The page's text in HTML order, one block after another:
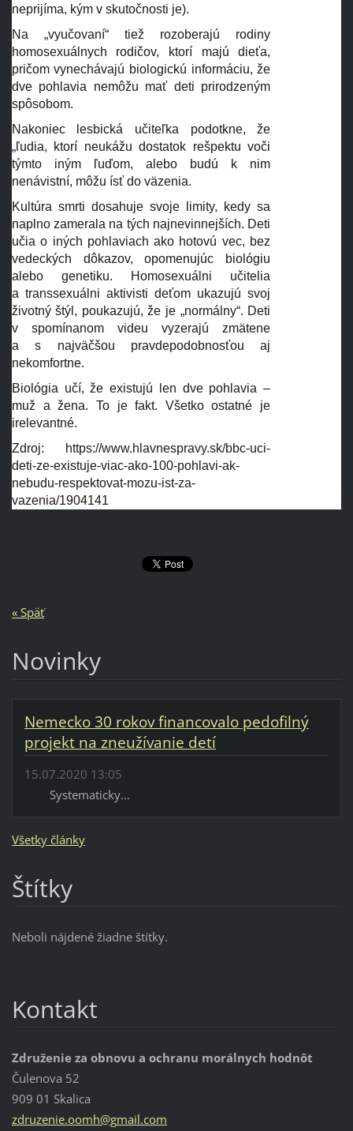
neprijíma, kým v skutočnosti je).
Na „vyučovaní“ tiež rozoberajú rodiny
homosexuálnych rodičov, ktorí majú dieťa,
pričom vynechávajú biologickú informáciu, že
dve pohlavia nemôžu mať deti prirodzeným
spôsobom.
Nakoniec lesbická učiteľka podotkne, že
„ľudia, ktorí neukážu dostatok rešpektu voči
týmto iným ľuďom, alebo budú k nim
nenávistní, môžu ísť do väzenia.
Kultúra smrti dosahuje svoje limity, kedy sa
naplno zamerala na tých najnevinnejších. Deti
učia o iných pohlaviach ako hotovú vec, bez
vedeckých dôkazov, opomenujúc biológiu
alebo genetiku. Homosexuálni učitelia
a transsexuálni aktivisti deťom ukazujú svoj
životný štýl, poukazujú, že je „normálny“. Deti
v spomínanom videu vyzerajú zmätene
a s najväčšou pravdepodobnosťou aj
nekomfortne.
Biológia učí, že existujú len dve pohlavia –
muž a žena. To je fakt. Všetko ostatné je
irelevantné.
Zdroj: https://www.hlavnespravy.sk/bbc-uci-
deti-ze-existuje-viac-ako-100-pohlavi-ak-
nebudu-respektovat-mozu-ist-za-
vazenia/1904141
« Späť
Novinky
Nemecko 30 rokov financovalo pedofilný
projekt na zneužívanie detí
15.07.2020 13:05
Systematicky...
Všetky články
Štítky
Neboli nájdené žiadne štítky.
Kontakt
Združenie za obnovu a ochranu morálnych hodnôt
Čulenova 52
909 01 Skalica
zdruzenie.oomh@gmail.com